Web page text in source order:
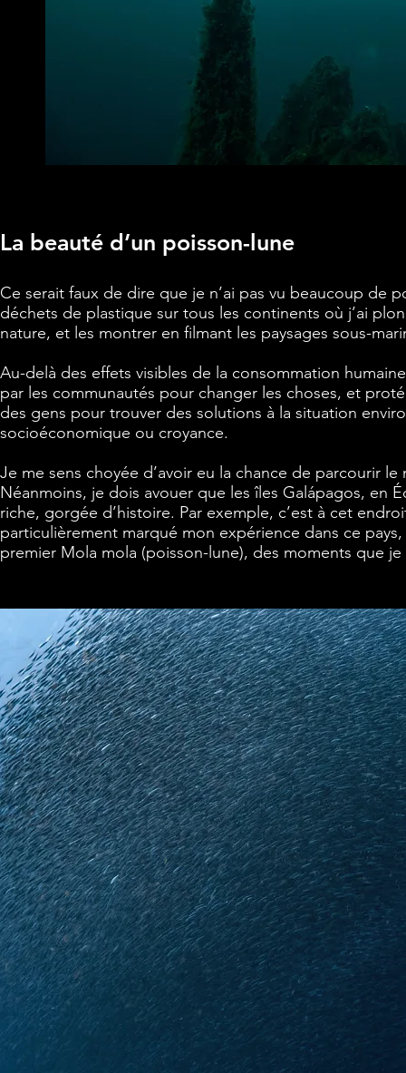
La beauté d’un poisson-lune
Ce serait faux de dire que je n’ai pas vu beaucoup de
déchets de plastique sur tous les continents où j’ai
nature, et les montrer en filmant les paysages sous-
Au-delà des effets visibles de la consommation
par les communautés pour changer les choses, et
des gens pour trouver des solutions à la situation
socioéconomique ou croyance.
Je me sens choyée d’avoir eu la chance de parcourir
Néanmoins, je dois avouer que les îles Galápagos,
riche, gorgée d’histoire. Par exemple, c’est à cet
particulièrement marqué mon expérience dans ce
premier Mola mola (poisson-lune), des moments que